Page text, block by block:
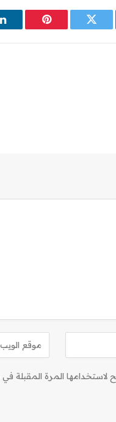
تويتر بينتيريست
لاستخدامها المرة المقبلة في